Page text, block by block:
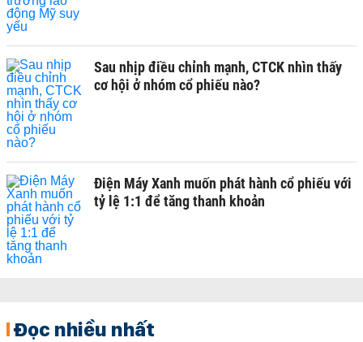
Sau nhịp điều chỉnh mạnh, CTCK nhìn thấy
cơ hội ở nhóm cổ phiếu nào?
Điện Máy Xanh muốn phát hành cổ phiếu với
tỷ lệ 1:1 để tăng thanh khoản
Đọc nhiều nhất